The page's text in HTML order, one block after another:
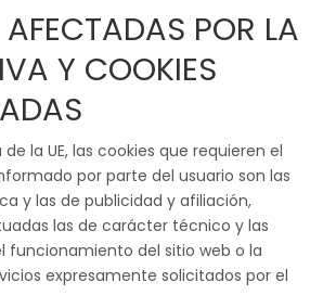
POR LA
Y COOKIES
la UE, las cookies que requieren el
por parte del usuario son las
y las de publicidad y afiliación,
las de carácter técnico y las
funcionamiento del sitio web o la
expresamente solicitados por el